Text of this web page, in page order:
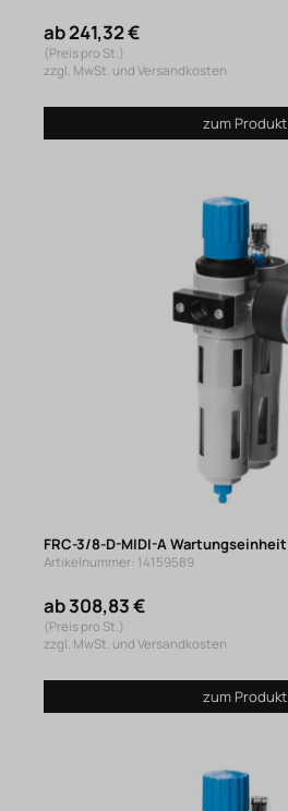
ab 241,32 €
(Preis pro St.)
zzgl. MwSt. und Versandkosten
zum Produkt
FRC-3/8-D-MIDI-A Wartungseinheit
Artikelnummer: 14159589
ab 308,83 €
(Preis pro St.)
zzgl. MwSt. und Versandkosten
zum Produkt